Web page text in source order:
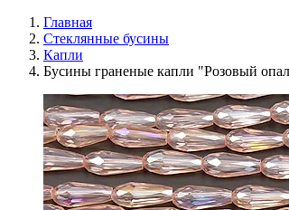
Главная
Стеклянные бусины
Капли
Бусины граненые капли "Розовый